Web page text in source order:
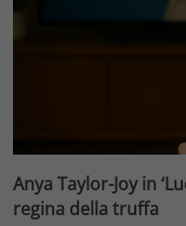
Anya Taylor-Joy in
regina della truffa